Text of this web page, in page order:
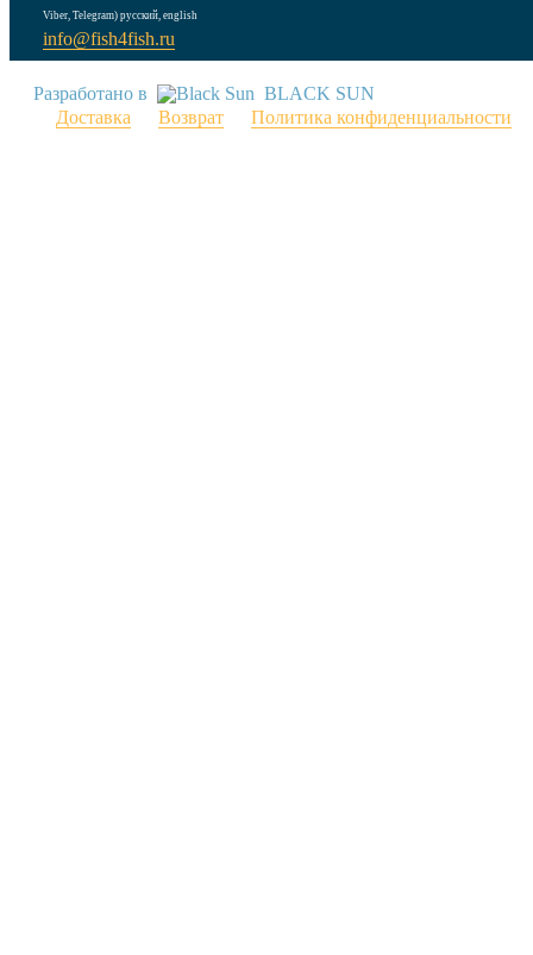
Viber, Telegram) русский, english
info@fish4fish.ru
Разработано в
BLACK SUN
Доставка
Возврат Политика конфиденциальности